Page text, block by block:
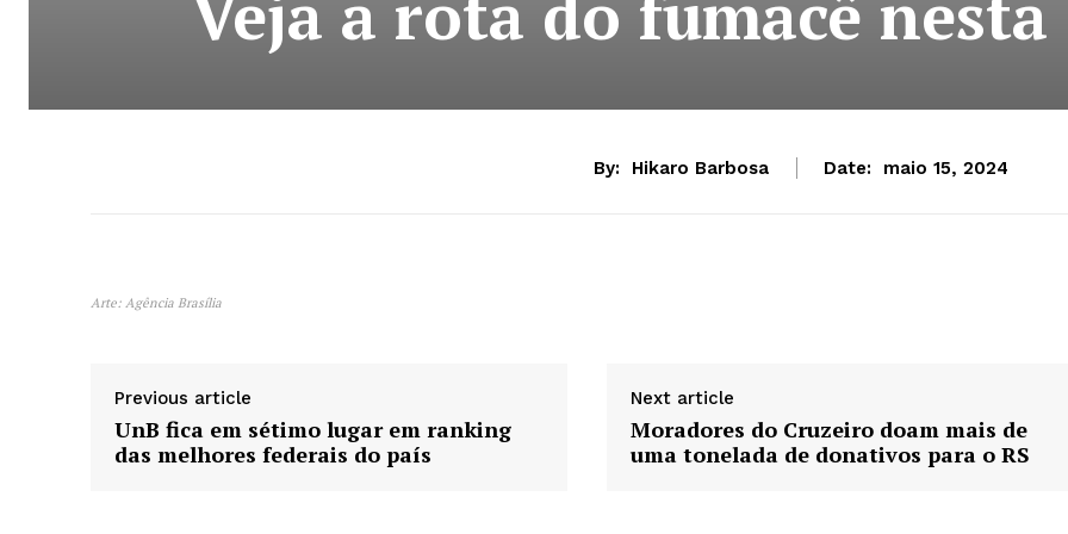
By: Hikaro Barbosa Date: maio 15, 2024
Arte: Agência Brasília
Previous article
UnB fica em sétimo lugar em ranking
das melhores federais do país
Next article
Moradores do Cruzeiro doam mais de
uma tonelada de donativos para o RS